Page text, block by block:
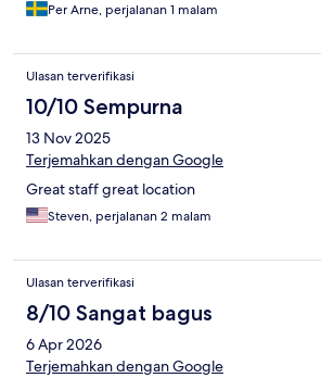
Per Arne, perjalanan 1 malam
Ulasan terverifikasi
10/10 Sempurna
13 Nov 2025
Terjemahkan dengan Google
Great staff great location
Steven, perjalanan 2 malam
Ulasan terverifikasi
8/10 Sangat bagus
6 Apr 2026
Terjemahkan dengan Google